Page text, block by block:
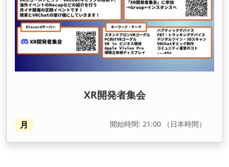
XR開発者集会
月 開始時間: 21:00 （日本時間）